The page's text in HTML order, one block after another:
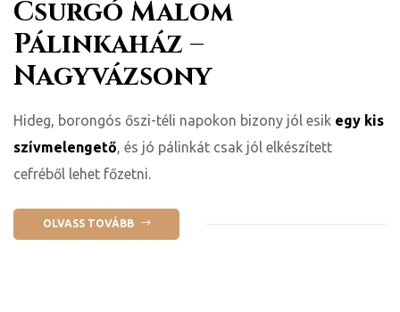
Csurgó Malom
Pálinkaház –
Nagyvázsony
Hideg, borongós őszi-téli napokon bizony jól esik egy kis
szívmelengető, és jó pálinkát csak jól elkészített
cefréből lehet főzetni.
OLVASS TOVÁBB